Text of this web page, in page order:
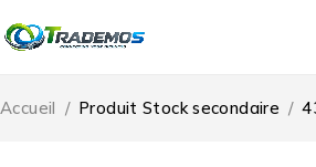
Accueil / Produit Stock secondaire /